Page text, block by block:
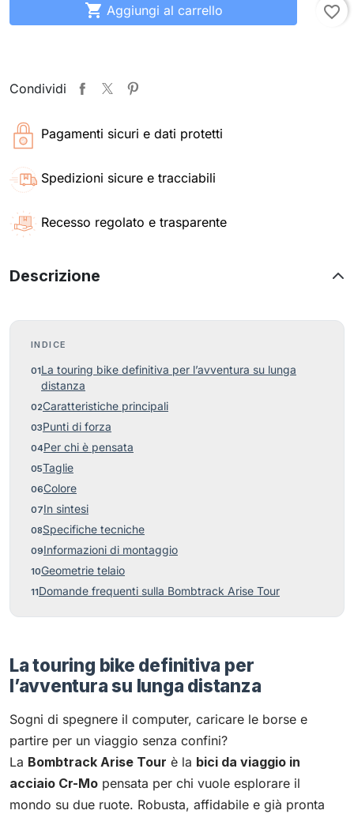
 Aggiungi al carrello favorite_border
Condividi
Pagamenti sicuri e dati protetti
Spedizioni sicure e tracciabili
Recesso regolato e trasparente
Descrizione
INDICE
La touring bike definitiva per l’avventura su lunga
distanza
Caratteristiche principali
Punti di forza
Per chi è pensata
Taglie
Colore
In sintesi
Specifiche tecniche
Informazioni di montaggio
Geometrie telaio
Domande frequenti sulla Bombtrack Arise Tour
La touring bike definitiva per
l’avventura su lunga distanza
Sogni di spegnere il computer, caricare le borse e
partire per un viaggio senza confini?
La Bombtrack Arise Tour è la bici da viaggio in
acciaio Cr-Mo pensata per chi vuole esplorare il
mondo su due ruote. Robusta, affidabile e già pronta